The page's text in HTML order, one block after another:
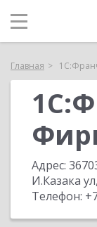
Главная
Адрес:
И.Казака
Телефон: